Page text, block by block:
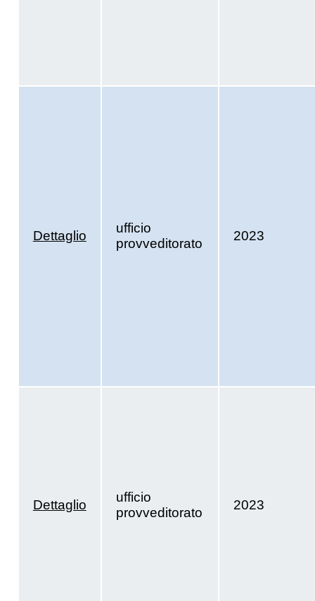
Dettaglio
ufficio
provveditorato
2023
Dettaglio
ufficio
provveditorato
2023